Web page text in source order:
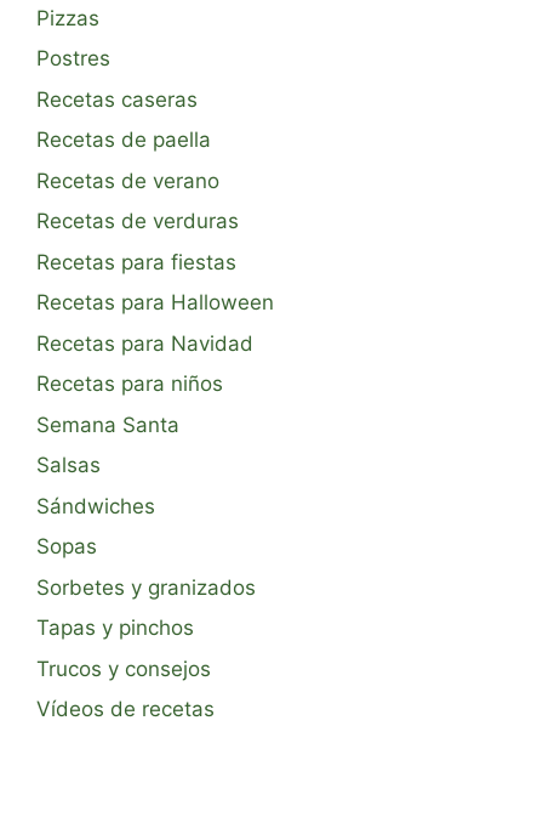
Pizzas
Postres
Recetas caseras
Recetas de paella
Recetas de verano
Recetas de verduras
Recetas para fiestas
Recetas para Halloween
Recetas para Navidad
Recetas para niños
Semana Santa
Salsas
Sándwiches
Sopas
Sorbetes y granizados
Tapas y pinchos
Trucos y consejos
Vídeos de recetas